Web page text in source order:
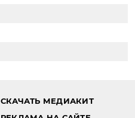
СКАЧАТЬ МЕДИАКИТ